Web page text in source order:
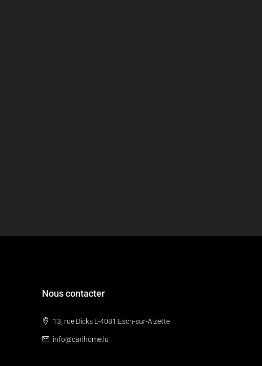
Nous contacter
13, rue Dicks L-4081 Esch-sur-Alzette
info@carihome.lu